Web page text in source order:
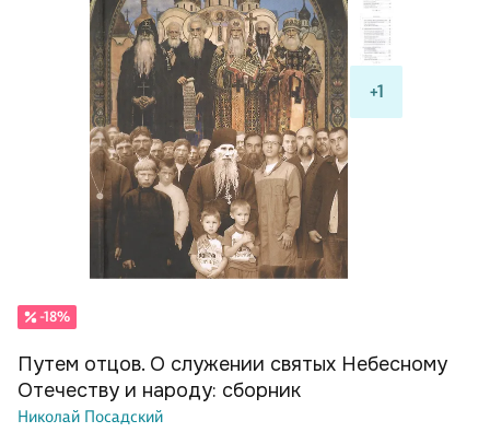
+1
-18%
Путем отцов. О служении святых Небесному
Отечеству и народу: сборник
Николай Посадский